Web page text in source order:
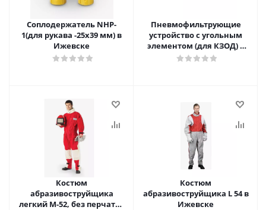
Соплодержатель NHP-
1(для рукава -25х39 мм) в
Ижевске
Пневмофильтрующие
устройство с угольным
элементом (для КЗОД) в
Ижевске
Костюм
абразивоструйщика
легкий М-52, без перчаток
Костюм
абразивоструйщика L 54 в
Ижевске